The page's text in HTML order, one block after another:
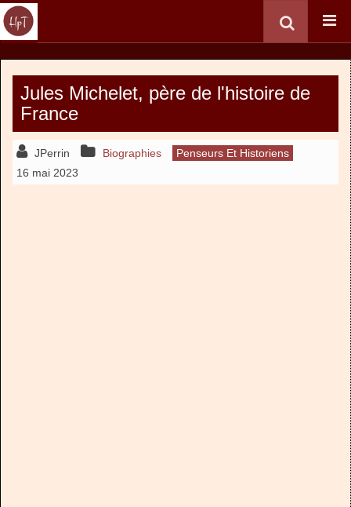
Jules Michelet, père de l'histoire de
France
JPerrin Biographies
Penseurs Et Historiens
16 mai 2023